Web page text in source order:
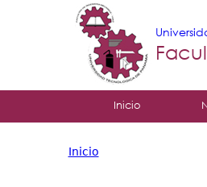
Tropical
Principal
Inicio
Inicio